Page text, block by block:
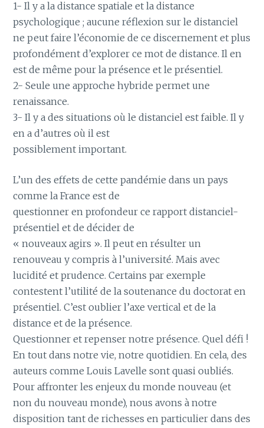
1- Il y a la distance spatiale et la distance
psychologique ; aucune réflexion sur le distanciel
ne peut faire l’économie de ce discernement et plus
profondément d’explorer ce mot de distance. Il en
est de même pour la présence et le présentiel.
2- Seule une approche hybride permet une
renaissance.
3- Il y a des situations où le distanciel est faible. Il y
en a d’autres où il est
possiblement important.
L’un des effets de cette pandémie dans un pays
comme la France est de
questionner en profondeur ce rapport distanciel-
présentiel et de décider de
« nouveaux agirs ». Il peut en résulter un
renouveau y compris à l’université. Mais avec
lucidité et prudence. Certains par exemple
contestent l’utilité de la soutenance du doctorat en
présentiel. C’est oublier l’axe vertical et de la
distance et de la présence.
Questionner et repenser notre présence. Quel défi !
En tout dans notre vie, notre quotidien. En cela, des
auteurs comme Louis Lavelle sont quasi oubliés.
Pour affronter les enjeux du monde nouveau (et
non du nouveau monde), nous avons à notre
disposition tant de richesses en particulier dans des